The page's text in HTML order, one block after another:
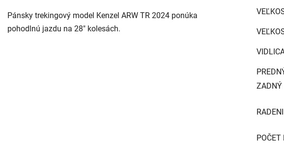
Pánsky trekingový model Kenzel ARW TR 2024 ponúka
pohodlnú jazdu na 28" kolesách.
ZADNÝ
POČET